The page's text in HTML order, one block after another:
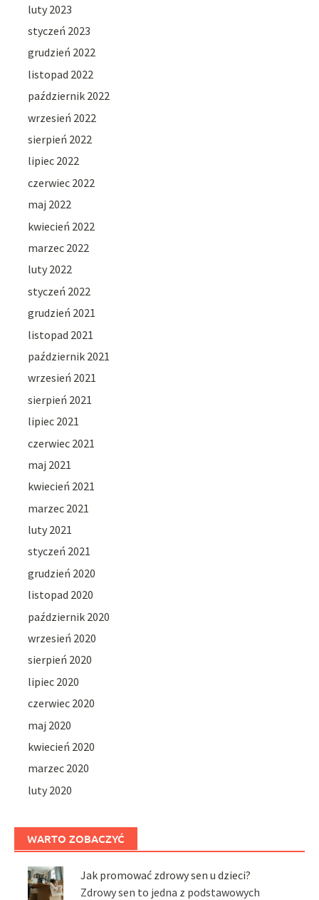
luty 2023
styczeń 2023
grudzień 2022
listopad 2022
październik 2022
wrzesień 2022
sierpień 2022
lipiec 2022
czerwiec 2022
maj 2022
kwiecień 2022
marzec 2022
luty 2022
styczeń 2022
grudzień 2021
listopad 2021
październik 2021
wrzesień 2021
sierpień 2021
lipiec 2021
czerwiec 2021
maj 2021
kwiecień 2021
marzec 2021
luty 2021
styczeń 2021
grudzień 2020
listopad 2020
październik 2020
wrzesień 2020
sierpień 2020
lipiec 2020
czerwiec 2020
maj 2020
kwiecień 2020
marzec 2020
luty 2020
WARTO ZOBACZYĆ
Jak promować zdrowy sen u dzieci?
Zdrowy sen to jedna z podstawowych